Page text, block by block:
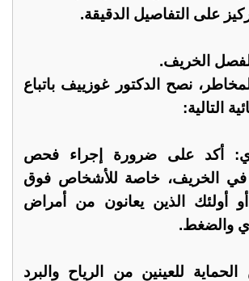
على التفاصيل الدقيقة.
الخريف.
نصح الدكتور غوزييف باتباع
التالية:
أكد على ضرورة إجراء فحص
في الخريف، خاصة للأشخاص فوق
أولئك الذين يعانون من أمراض
والضغط.
الحماية للعينين من الرياح والبرد